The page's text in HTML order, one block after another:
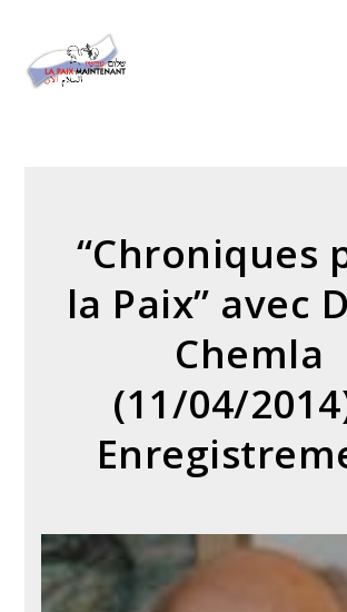
“Chroniques
la Paix” avec
Chemla
(11/04/